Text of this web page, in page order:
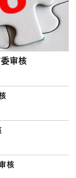
审核
核